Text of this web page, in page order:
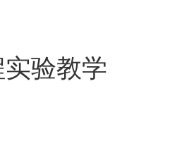
验教学